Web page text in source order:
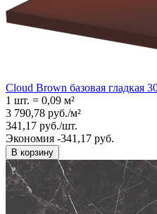
Cloud Brown базовая гладкая
1 шт. = 0,09 м²
3 790,78 руб./м²
341,17 руб./шт.
Экономия -341,17 руб.
В корзину